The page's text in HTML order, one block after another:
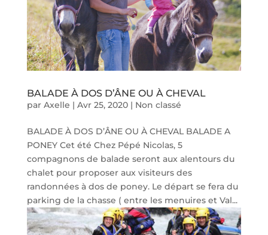
BALADE À DOS D’ÂNE OU À CHEVAL
par Axelle | Avr 25, 2020| Non classé
BALADE À DOS D’ÂNE OU À CHEVAL BALADE A
PONEY Cet été Chez Pépé Nicolas, 5
compagnons de balade seront aux alentours du
chalet pour proposer aux visiteurs des
randonnées à dos de poney. Le départ se fera du
parking de la chasse ( entre les menuires et Val...